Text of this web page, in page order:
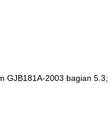
GJB181A-2003 bagian 5.3;